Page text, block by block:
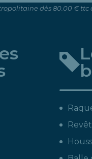
dès 80.00 €